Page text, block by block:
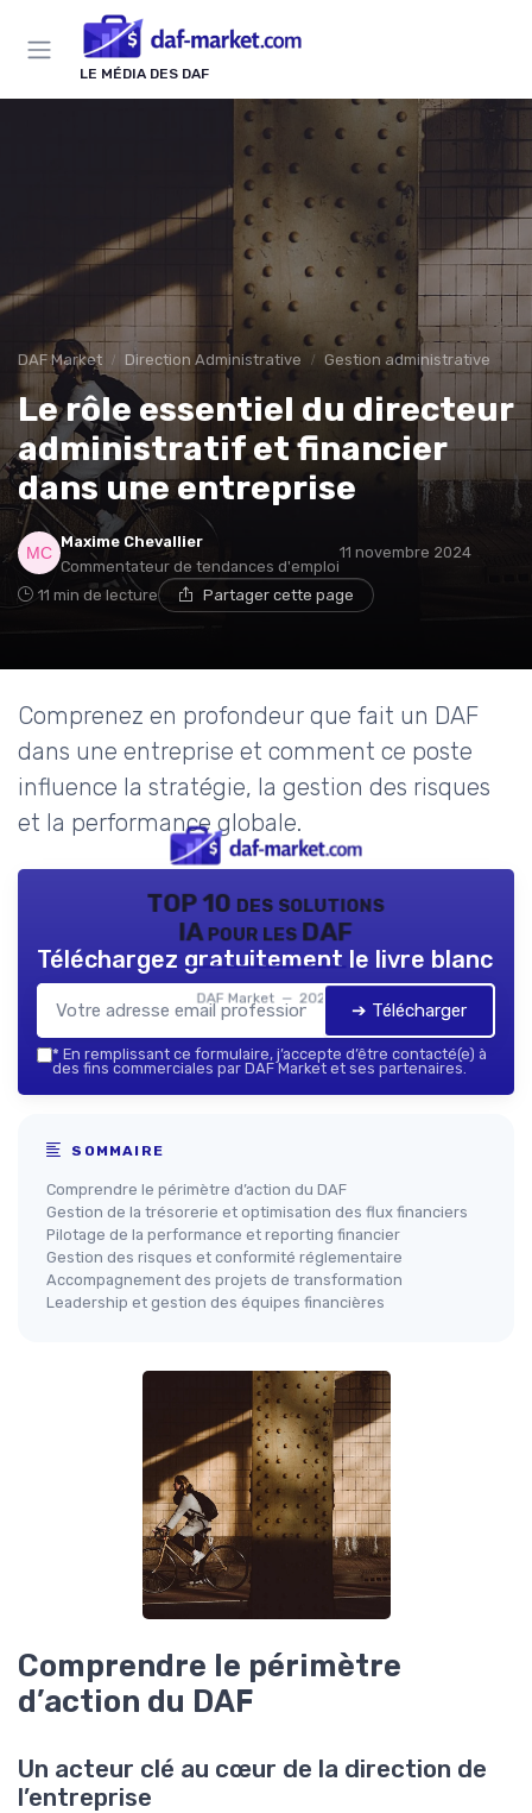
LE MÉDIA DES DAF
DAF Market Direction Administrative Gestion administrative
Le rôle essentiel du directeur
administratif et financier
dans une entreprise
Maxime Chevallier
Commentateur de tendances d'emploi
11 novembre 2024
11 min de lecture Partager cette page
Comprenez en profondeur que fait un DAF
dans une entreprise et comment ce poste
influence la stratégie, la gestion des risques
et la performance globale.
TOP 10 des solutions
IA pour les DAF
DAF Market — 2026
Téléchargez gratuitement le livre blanc
➔ Télécharger
* En remplissant ce formulaire, j’accepte d’être contacté(e) à
des fins commerciales par DAF Market et ses partenaires.
SOMMAIRE
Comprendre le périmètre d’action du DAF
Gestion de la trésorerie et optimisation des flux financiers
Pilotage de la performance et reporting financier
Gestion des risques et conformité réglementaire
Accompagnement des projets de transformation
Leadership et gestion des équipes financières
Comprendre le périmètre
d’action du DAF
Un acteur clé au cœur de la direction de
l’entreprise
Panneau de gestion des cookies